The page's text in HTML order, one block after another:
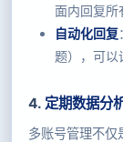
面内回复所
自动化回复
题），可以
4. 定期数据分
多账号管理不仅